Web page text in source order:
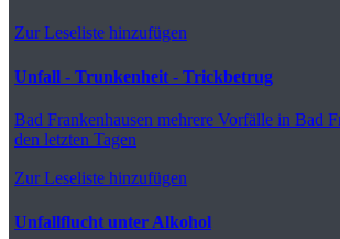
Zur Leseliste hinzufügen
Unfall - Trunkenheit - Trickbetrug
Bad Frankenhausen mehrere Vorfälle in Bad
den letzten Tagen
Zur Leseliste hinzufügen
Unfallflucht unter Alkohol